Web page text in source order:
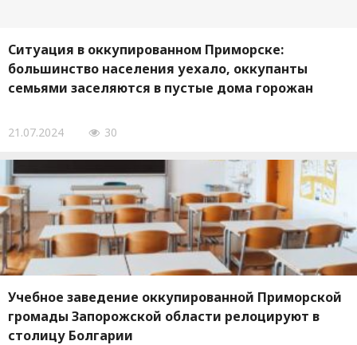
Ситуация в оккупированном Приморске:
большинство населения уехало, оккупанты
семьями заселяются в пустые дома горожан
21.07.2024 30
Учебное заведение оккупированной Приморской
громады Запорожской области релоцируют в
столицу Болгарии